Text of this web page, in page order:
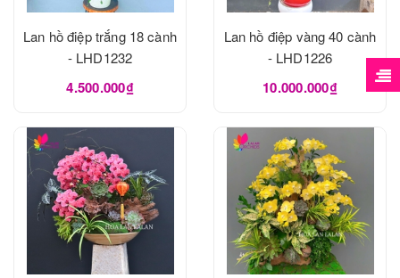
Lan hồ điệp trắng 18 cành
- LHD1232
4.500.000₫
Lan hồ điệp vàng 40 cành
- LHD1226
10.000.000₫